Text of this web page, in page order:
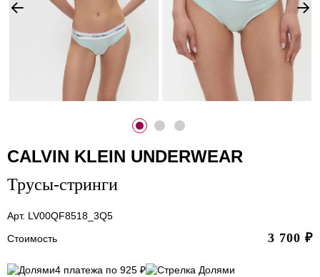
CALVIN KLEIN UNDERWEAR
Трусы-стринги
Арт. LV00QF8518_3Q5
Стоимость
3 700 ₽
4 платежа по 925 ₽